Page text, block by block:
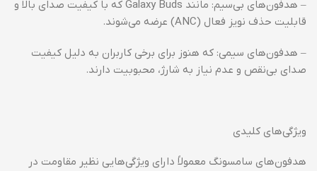
– هدفون‌های بی‌سیم: مانند Galaxy Buds که با کیفیت صدای بالا و
قابلیت حذف نویز فعال (ANC) عرضه می‌شوند.
– هدفون‌های سیمی: که هنوز برای برخی کاربران به دلیل کیفیت
صدای بی‌نقص و عدم نیاز به شارژ، محبوبیت دارند.
ویژگی‌های کلیدی
هدفون‌های سامسونگ معمولاً دارای ویژگی‌هایی نظیر مقاومت در